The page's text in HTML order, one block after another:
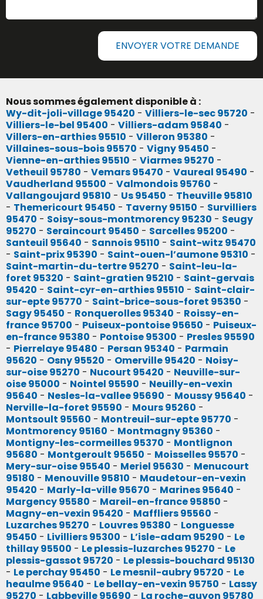
ENVOYER VOTRE DEMANDE
Nous sommes également disponible à :
Wy-dit-joli-village 95420 - Villiers-le-sec 95720 -
Villiers-le-bel 95400 - Villiers-adam 95840 -
Villers-en-arthies 95510 - Villeron 95380 -
Villaines-sous-bois 95570 - Vigny 95450 -
Vienne-en-arthies 95510 - Viarmes 95270 -
Vetheuil 95780 - Vemars 95470 - Vaureal 95490 -
Vaudherland 95500 - Valmondois 95760 -
Vallangoujard 95810 - Us 95450 - Theuville 95810
- Themericourt 95450 - Taverny 95150 - Survilliers
95470 - Soisy-sous-montmorency 95230 - Seugy
95270 - Seraincourt 95450 - Sarcelles 95200 -
Santeuil 95640 - Sannois 95110 - Saint-witz 95470
- Saint-prix 95390 - Saint-ouen-l’aumone 95310 -
Saint-martin-du-tertre 95270 - Saint-leu-la-
foret 95320 - Saint-gratien 95210 - Saint-gervais
95420 - Saint-cyr-en-arthies 95510 - Saint-clair-
sur-epte 95770 - Saint-brice-sous-foret 95350 -
Sagy 95450 - Ronquerolles 95340 - Roissy-en-
france 95700 - Puiseux-pontoise 95650 - Puiseux-
en-france 95380 - Pontoise 95300 - Presles 95590
- Pierrelaye 95480 - Persan 95340 - Parmain
95620 - Osny 95520 - Omerville 95420 - Noisy-
sur-oise 95270 - Nucourt 95420 - Neuville-sur-
oise 95000 - Nointel 95590 - Neuilly-en-vexin
95640 - Nesles-la-vallee 95690 - Moussy 95640 -
Nerville-la-foret 95590 - Mours 95260 -
Montsoult 95560 - Montreuil-sur-epte 95770 -
Montmorency 95160 - Montmagny 95360 -
Montigny-les-cormeilles 95370 - Montlignon
95680 - Montgeroult 95650 - Moisselles 95570 -
Mery-sur-oise 95540 - Meriel 95630 - Menucourt
95180 - Menouville 95810 - Maudetour-en-vexin
95420 - Marly-la-ville 95670 - Marines 95640 -
Margency 95580 - Mareil-en-france 95850 -
Magny-en-vexin 95420 - Maffliers 95560 -
Luzarches 95270 - Louvres 95380 - Longuesse
95450 - Livilliers 95300 - L’isle-adam 95290 - Le
thillay 95500 - Le plessis-luzarches 95270 - Le
plessis-gassot 95720 - Le plessis-bouchard 95130
- Le perchay 95450 - Le mesnil-aubry 95720 - Le
heaulme 95640 - Le bellay-en-vexin 95750 - Lassy
95270 - Labbeville 95690 - La roche-guyon 95780